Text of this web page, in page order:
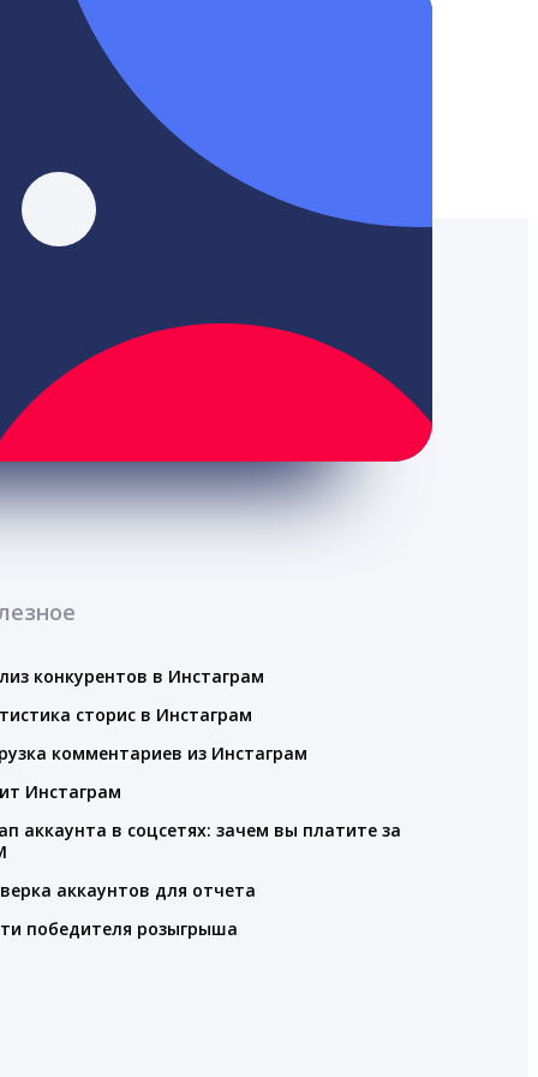
конкурентов в Инстаграм
сторис в Инстаграм
комментариев из Инстаграм
Инстаграм
аккаунта в соцсетях: зачем вы платите за
аккаунтов для отчета
победителя розыгрыша